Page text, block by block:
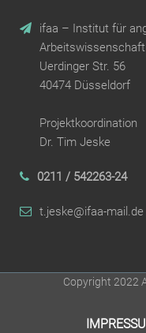
ifaa – Institut für
Arbeitswissenschaft
Uerdinger Str. 56
40474 Düsseldorf
Projektkoordination
Dr. Tim Jeske
0211 / 542263-24
t.jeske@ifaa-mail.de
Copyright 2022